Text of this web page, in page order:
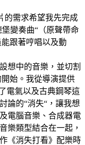
的需求希望我先完成
變奏曲“（原聲帶命
跟著哼唱以及動
想中的音樂，並切割
始。我從導演提供
電氣以及古典鋼琴這
論的“消失“，讓我想
電腦音樂、合成器電
樂類型結合在一起，
《消失打看》配樂時